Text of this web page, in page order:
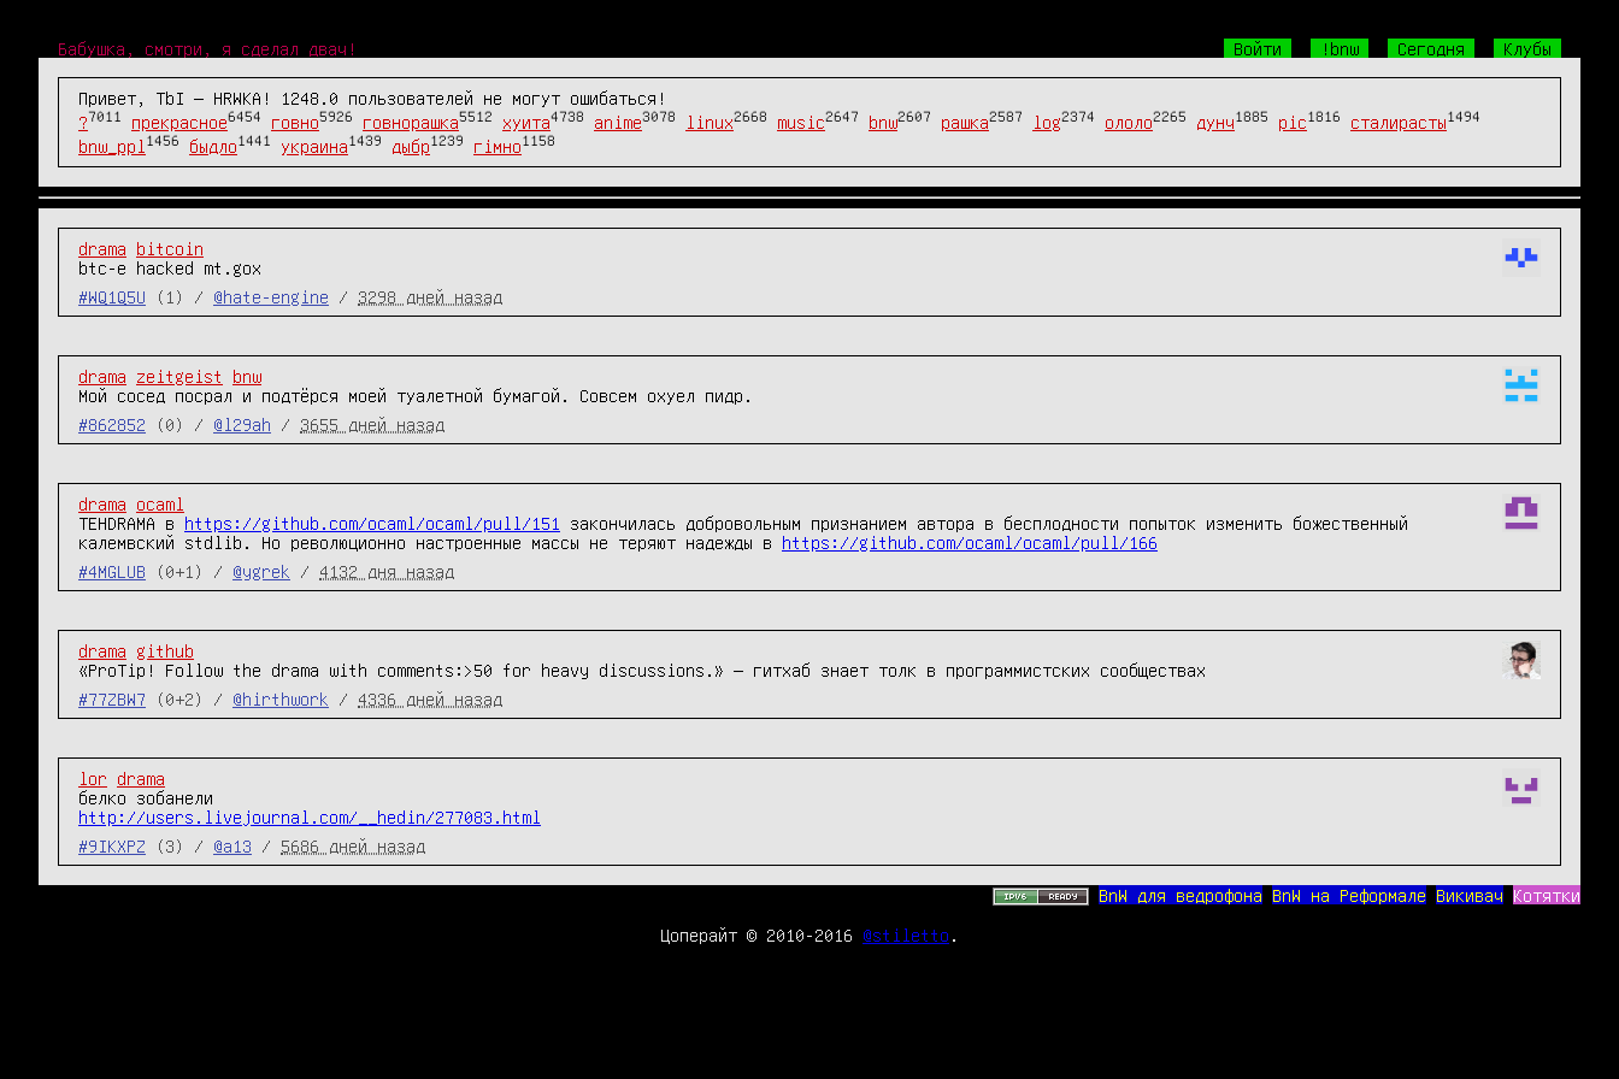
Бабушка, смотри, я сделал двач! Войти !bnw Сегодня Клубы
Привет, TbI — HRWKA! 1248.0 пользователей не могут ошибаться!
?7011 прекрасное6454 говно5926 говнорашка5512 хуита4738 anime3078 linux2668 music2647 bnw2607 рашка2587 log2374 ололо2265 дунч1885 pic1816 сталирасты1494
bnw_ppl 1456 быдло1441 украина1439 дыбр1239 гімно1158
drama
bitcoin
btc-e hacked mt.gox
#WQ1Q5U
(1) / @hate-engine / 3298 дней назад
drama zeitgeist
bnw
Мой сосед посрал и подтёрся моей туалетной бумагой. Совсем охуел пидр.
#862852
(0) / @l29ah / 3655 дней назад
drama
ocaml
TEHDRAMA в https://github.com/ocaml/ocaml/pull/151
закончилась добровольным признанием автора в бесплодности попыток изменить божественный
калемвский stdlib. Но революционно настроенные массы не теряют надежды в https://github.com/ocaml/ocaml/pull/166
#4MGLUB
(0+1) / @ygrek / 4132 дня назад
drama
github
«ProTip! Follow the drama with comments:>50 for heavy discussions.» — гитхаб знает толк в программистских сообществах
#77ZBW7
(0+2) / @hirthwork / 4336 дней назад
lor
drama
http://users.livejournal.com/__hedin/277083.html
#9IKXPZ
(3) / @a13 / 5686 дней назад
BnW для ведрофона BnW на Реформале Викивач Котятки
Цоперайт © 2010-2016 @stiletto